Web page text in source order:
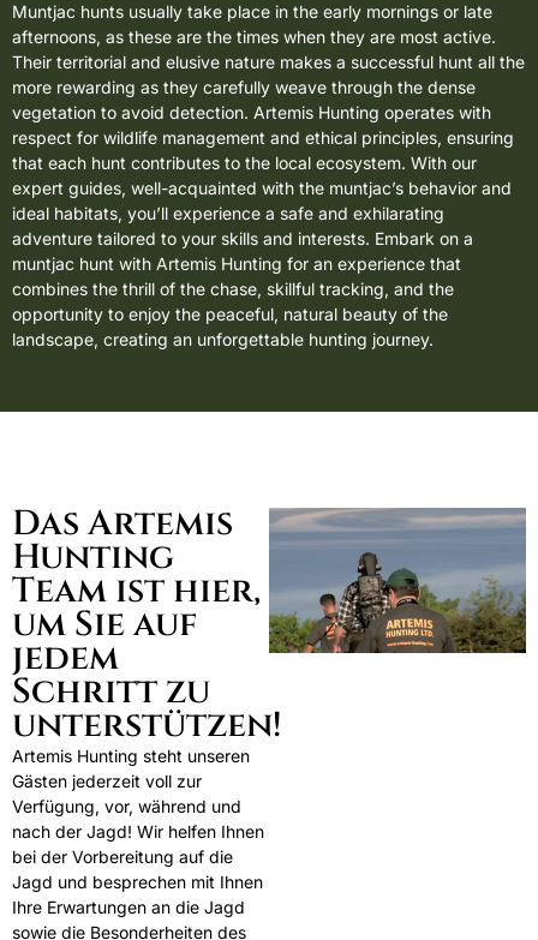
Muntjac hunts usually take place in the early mornings or late
afternoons, as these are the times when they are most active.
Their territorial and elusive nature makes a successful hunt all the
more rewarding as they carefully weave through the dense
vegetation to avoid detection. Artemis Hunting operates with
respect for wildlife management and ethical principles, ensuring
that each hunt contributes to the local ecosystem. With our
expert guides, well-acquainted with the muntjac’s behavior and
ideal habitats, you’ll experience a safe and exhilarating
adventure tailored to your skills and interests. Embark on a
muntjac hunt with Artemis Hunting for an experience that
combines the thrill of the chase, skillful tracking, and the
opportunity to enjoy the peaceful, natural beauty of the
landscape, creating an unforgettable hunting journey.
Das Artemis
Hunting
Team ist hier,
um Sie auf
jedem
Schritt zu
unterstützen!
Artemis Hunting steht unseren
Gästen jederzeit voll zur
Verfügung, vor, während und
nach der Jagd! Wir helfen Ihnen
bei der Vorbereitung auf die
Jagd und besprechen mit Ihnen
Ihre Erwartungen an die Jagd
sowie die Besonderheiten des